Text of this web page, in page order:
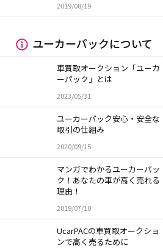
2019/08/19
ユーカーパックについて
車買取オークション「ユーカ
ーパック」とは
2023/05/31
ユーカーパック安心・安全な
取引の仕組み
2020/09/15
マンガでわかるユーカーパッ
ク！あなたの車が高く売れる
理由！
2019/07/10
UcarPACの車買取オークショ
ンで高く売るために